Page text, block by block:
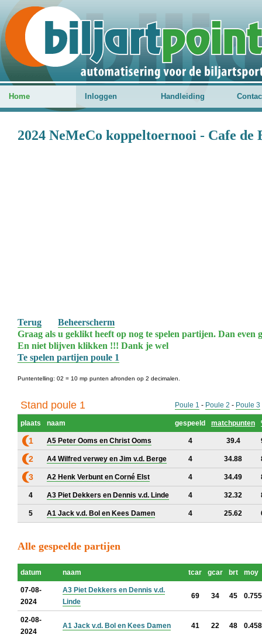
Home Inloggen Handleiding
2024 NeMeCo koppeltoernooi - Cafe
Terug
Beheerscherm
Graag als u geklikt heeft op nog te spelen partijen. Dan even
En niet blijven klikken !!! Dank je wel
Te spelen partijen poule 1
Puntentelling: 02 = 10 mp punten afronden op 2 decimalen.
Stand poule 1 Poule 1 - Poule 2 - Poule 3
plaats naam gespeeld matchpunten
1 A5 Peter Ooms en Christ Ooms 4 39.4
2 A4 Wilfred verwey en Jim v.d. Berge 4 34.88
3 A2 Henk Verbunt en Corné Elst 4 34.49
4 A3 Piet Dekkers en Dennis v.d. Linde 4 32.32
5 A1 Jack v.d. Bol en Kees Damen 4 25.62
Alle gespeelde partijen
datum naam tcar gcar brt moy
07-08-
2024
A3 Piet Dekkers en Dennis v.d.
Linde
69 34 45 0.755
02-08-
2024
A1 Jack v.d. Bol en Kees Damen 41 22 48 0.458